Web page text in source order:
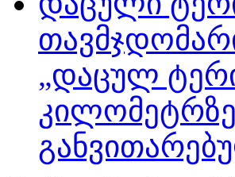
„დაცულ
კილომეტრზე